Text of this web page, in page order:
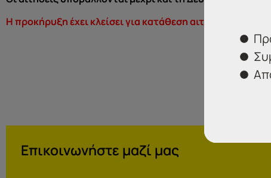
Η προκήρυξη έχει κλείσει για κατάθεση αιτήσεων!
Επικοινωνήστε μαζί μας